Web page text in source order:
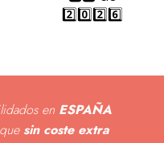
2️⃣0️⃣2️⃣6️⃣
en ESPAÑA
sin coste extra